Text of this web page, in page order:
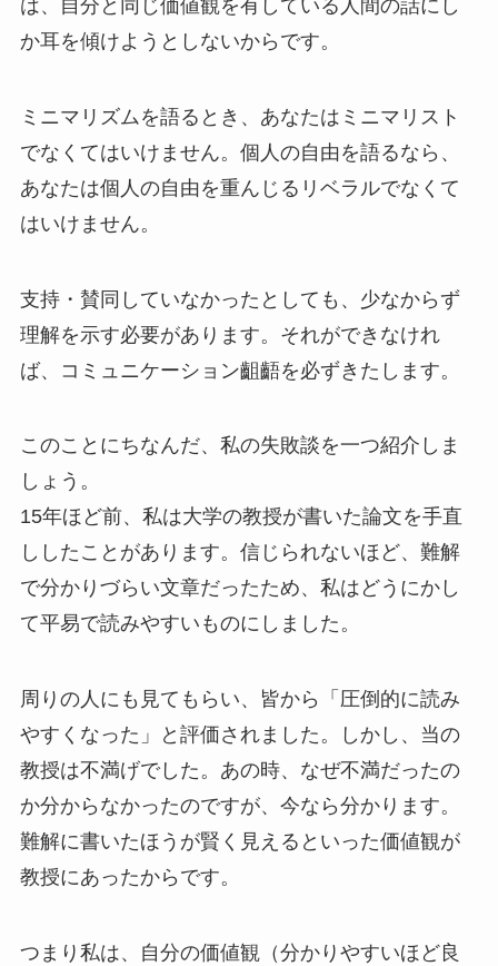
は、自分と同じ価値観を有している人間の話にし
か耳を傾けようとしないからです。
ミニマリズムを語るとき、あなたはミニマリスト
でなくてはいけません。個人の自由を語るなら、
あなたは個人の自由を重んじるリベラルでなくて
はいけません。
支持・賛同していなかったとしても、少なからず
理解を示す必要があります。それができなけれ
ば、コミュニケーション齟齬を必ずきたします。
このことにちなんだ、私の失敗談を一つ紹介しま
しょう。
15年ほど前、私は大学の教授が書いた論文を手直
ししたことがあります。信じられないほど、難解
で分かりづらい文章だったため、私はどうにかし
て平易で読みやすいものにしました。
周りの人にも見てもらい、皆から「圧倒的に読み
やすくなった」と評価されました。しかし、当の
教授は不満げでした。あの時、なぜ不満だったの
か分からなかったのですが、今なら分かります。
難解に書いたほうが賢く見えるといった価値観が
教授にあったからです。
つまり私は、自分の価値観（分かりやすいほど良